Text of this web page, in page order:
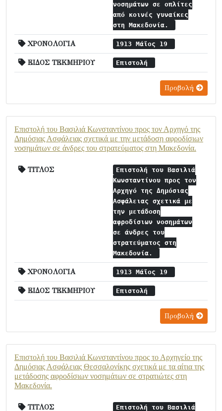
νοσημάτων σε οπλίτες
από κοινές γυναίκες
στη Μακεδονία.
ΧΡΟΝΟΛΟΓΙΑ 1913 Μάϊος 19
ΕΙΔΟΣ ΤΕΚΜΗΡΙΟΥ Επιστολή
Προβολή
Επιστολή του Βασιλιά Κωνσταντίνου προς τον Αρχηγό της
Δημόσιας Ασφάλειας σχετικά με την μετάδοση αφροδίσιων
νοσημάτων σε άνδρες του στρατεύματος στη Μακεδονία.
ΤΙΤΛΟΣ
Επιστολή του Βασιλιά
Κωνσταντίνου προς τον
Αρχηγό της Δημόσιας
Ασφάλειας σχετικά με
την μετάδοση
αφροδίσιων νοσημάτων
σε άνδρες του
στρατεύματος στη
Μακεδονία.
ΧΡΟΝΟΛΟΓΙΑ 1913 Μάϊος 19
ΕΙΔΟΣ ΤΕΚΜΗΡΙΟΥ Επιστολή
Προβολή
Επιστολή του Βασιλιά Κωνσταντίνου προς το Αρχηγείο της
Δημόσιας Ασφάλειας Θεσσαλονίκης σχετικά με τα αίτια της
μετάδοσης αφροδίσιων νοσημάτων σε στρατιώτες στη
Μακεδονία.
ΤΙΤΛΟΣ Επιστολή του Βασιλιά